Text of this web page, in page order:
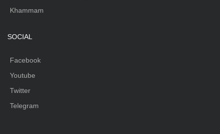
Khammam
SOCIAL
Facebook
Youtube
Twitter
Telegram